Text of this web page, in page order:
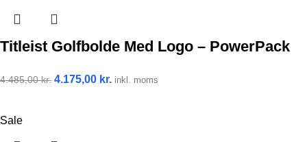
Titleist Golfbolde Med Logo – PowerPack
4.485,00kr. 4.175,00 kr. inkl. moms
Sale